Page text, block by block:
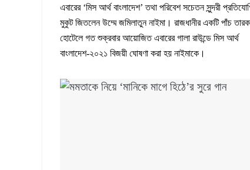
এবারের ‘মিস আর্থ বাংলাদেশ’ তথা পরিবেশ সচেতন সুন্দরী
মুকুট জিতলেন উম্মে জমিলাতুন নাইমা। রাজধানীর একটি পাঁচ
হোটেলে গত শুক্রবার আয়োজিত এবারের গালা রাউন্ডে মিস আর্থ
বাংলাদেশ-২০২১ বিজয়ী ঘোষণা করা হয় নাইমাকে।